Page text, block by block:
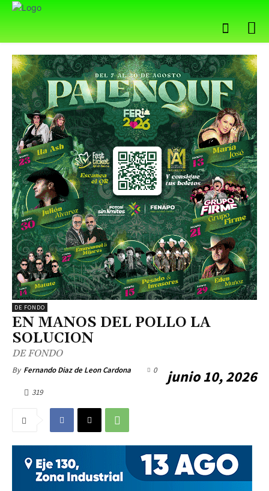
DE FONDO
EN MANOS DEL POLLO LA
SOLUCION
DE FONDO
By Fernando Diaz de Leon Cardona junio 10, 2026
0
319